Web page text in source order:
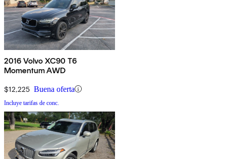
2016 Volvo XC90 T6
Momentum AWD
$12,225 Buena oferta
Incluye tarifas de conc.